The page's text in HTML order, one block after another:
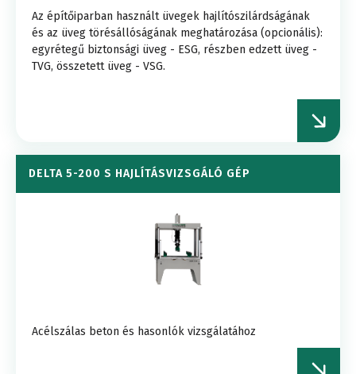
Az építőiparban használt üvegek hajlítószilárdságának
és az üveg törésállóságának meghatározása (opcionális):
egyrétegű biztonsági üveg - ESG, részben edzett üveg -
TVG, összetett üveg - VSG.
DELTA 5-200 S HAJLÍTÁSVIZSGÁLÓ GÉP
Acélszálas beton és hasonlók vizsgálatához